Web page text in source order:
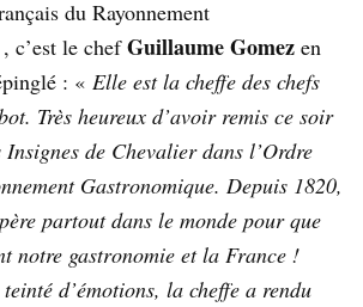
du Rayonnement
c’est le chefGuillaume Gomez en
: « Elle est la cheffe des chefs
Très heureux d’avoir remis ce soir
de Chevalier dans l’Ordre
Gastronomique. Depuis 1820,
partout dans le monde pour que
notre gastronomie et la France !
d’émotions, la cheffe a rendu